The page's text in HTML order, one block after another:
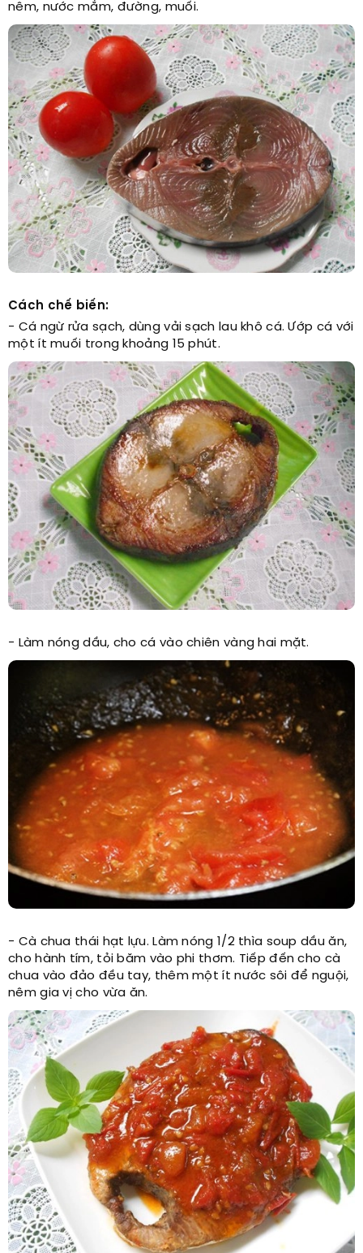
nêm, nước mắm, đường, muối.
Cách chế biến:
- Cá ngừ rửa sạch, dùng vải sạch lau khô cá. Ướp cá với
một ít muối trong khoảng 15 phút.
- Làm nóng dầu, cho cá vào chiên vàng hai mặt.
- Cà chua thái hạt lựu. Làm nóng 1/2 thìa soup dầu ăn,
cho hành tím, tỏi băm vào phi thơm. Tiếp đến cho cà
chua vào đảo đều tay, thêm một ít nước sôi để nguội,
nêm gia vị cho vừa ăn.